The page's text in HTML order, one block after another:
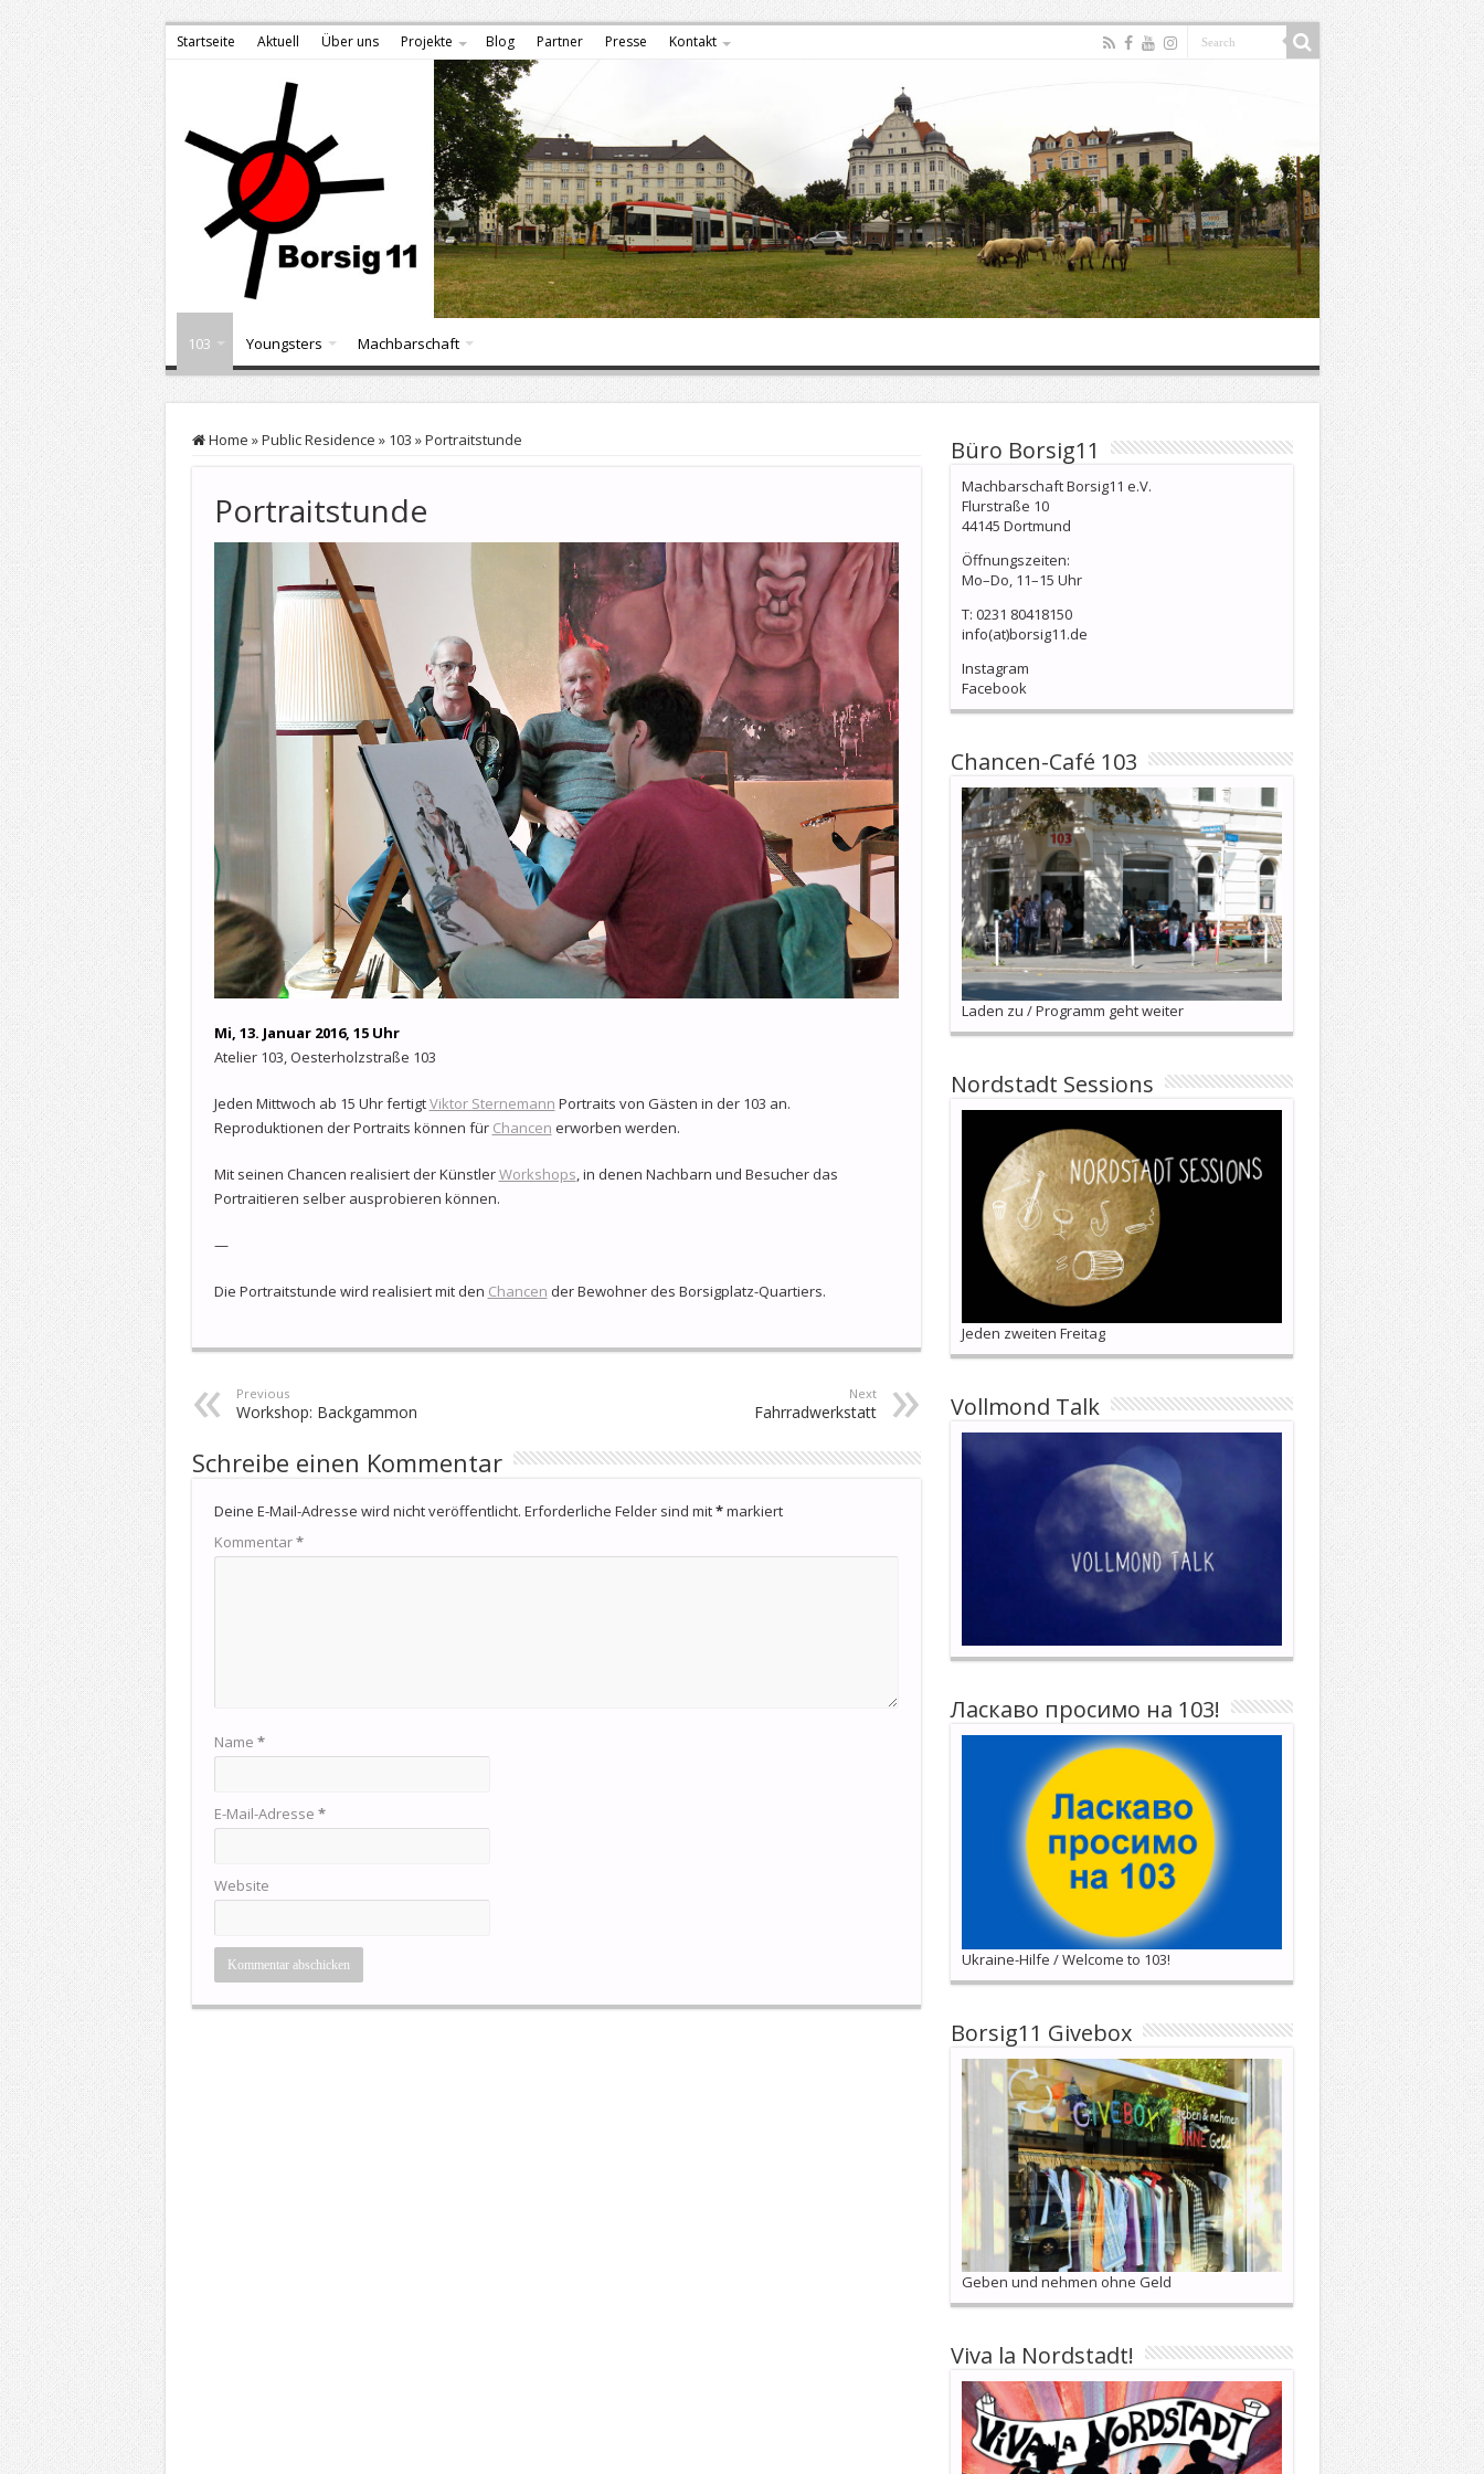
Startseite Aktuell Über uns Projekte Blog Partner Presse Kontakt
103 Youngsters Machbarschaft
Home »Public Residence » 103 »Portraitstunde
Portraitstunde
Mi, 13. Januar 2016, 15 Uhr
Atelier 103, Oesterholzstraße 103
Jeden Mittwoch ab 15 Uhr fertigtViktor Sternemann Portraits von Gästen in der 103 an.
Reproduktionen der Portraits können für Chancen erworben werden.
Mit seinen Chancen realisiert der KünstlerWorkshops, in denen Nachbarn und Besucher das
Portraitieren selber ausprobieren können.
—
Die Portraitstunde wird realisiert mit den Chancen der Bewohner des Borsigplatz-Quartiers.
Previous
Workshop: Backgammon
Next
Fahrradwerkstatt
Schreibe einen Kommentar
Deine E-Mail-Adresse wird nicht veröffentlicht. Erforderliche Felder sind mit*markiert
Kommentar*
Name *
E-Mail-Adresse *
Website
Büro Borsig11
Machbarschaft Borsig11 e.V.
Flurstraße 10
44145 Dortmund
Öffnungszeiten:
Mo–Do, 11–15 Uhr
T: 0231 80418150
info(at)borsig11.de
Instagram
Facebook
Chancen-Café 103
Laden zu / Programm geht weiter
Nordstadt Sessions
Jeden zweiten Freitag
Vollmond Talk
Ласкаво просимо на 103!
Ukraine-Hilfe / Welcome to 103!
Borsig11 Givebox
Geben und nehmen ohne Geld
Viva la Nordstadt!